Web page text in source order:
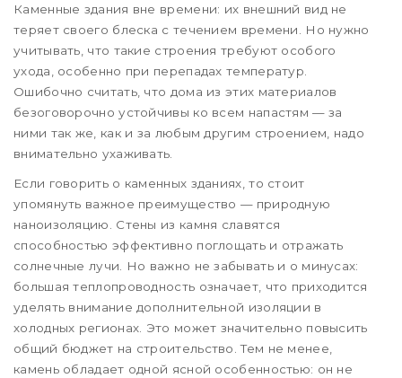
Каменные здания вне времени: их внешний вид не
теряет своего блеска с течением времени. Но нужно
учитывать, что такие строения требуют особого
ухода, особенно при перепадах температур.
Ошибочно считать, что дома из этих материалов
безоговорочно устойчивы ко всем напастям — за
ними так же, как и за любым другим строением, надо
внимательно ухаживать.
Если говорить о каменных зданиях, то стоит
упомянуть важное преимущество — природную
наноизоляцию. Стены из камня славятся
способностью эффективно поглощать и отражать
солнечные лучи. Но важно не забывать и о минусах:
большая теплопроводность означает, что приходится
уделять внимание дополнительной изоляции в
холодных регионах. Это может значительно повысить
общий бюджет на строительство. Тем не менее,
камень обладает одной ясной особенностью: он не